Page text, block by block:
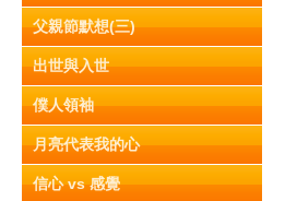
父親節默想(三)
出世與入世
僕人領袖
月亮代表我的心
信心 vs 感覺